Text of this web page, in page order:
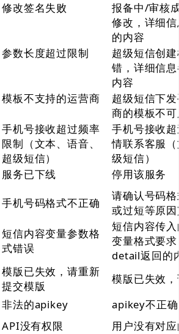
修改签名失败
报备中/审核
修改，详细
的内容
参数长度超过限制
超级短信创
错，详细信
内容
模板不支持的运营商
超级短信下
商的模板不
手机号接收超过频率
限制（文本、语音、
超级短信）
手机号接收
情联系客服
级短信）
服务已下线 停用该服务
手机号码格式不正确
请确认号码
或过短等原
短信内容变量参数格
式错误
短信内容传
变量格式要
detail返回的
模版已失效，请重新
提交模版
模版已失效
非法的apikey
apikey不正
API没有权限 用户没有对